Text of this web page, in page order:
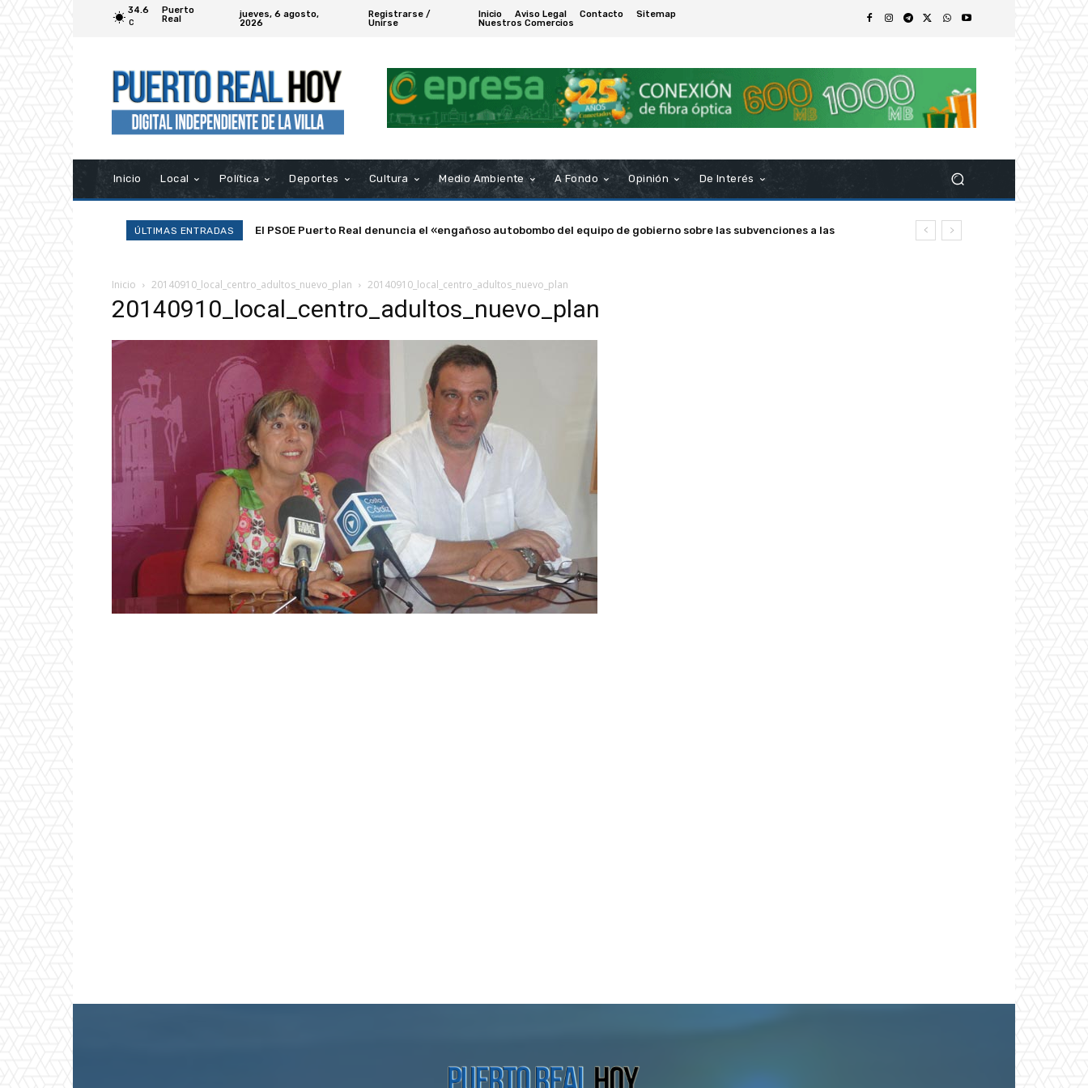
34.6
C
Puerto
Real
jueves, 6 agosto,
2026
Registrarse /
Unirse
Inicio Aviso Legal Contacto
Sitemap
Nuestros Comercios
Inicio Local Política Deportes Cultura Medio Ambiente A Fondo Opinión De Interés
ÚLTIMAS ENTRADAS
El PSOE Puerto Real denuncia el «engañoso autobombo del equipo de gobierno sobre las subvenciones a las
Inicio 20140910_local_centro_adultos_nuevo_plan 20140910_local_centro_adultos_nuevo_plan
20140910_local_centro_adultos_nuevo_plan